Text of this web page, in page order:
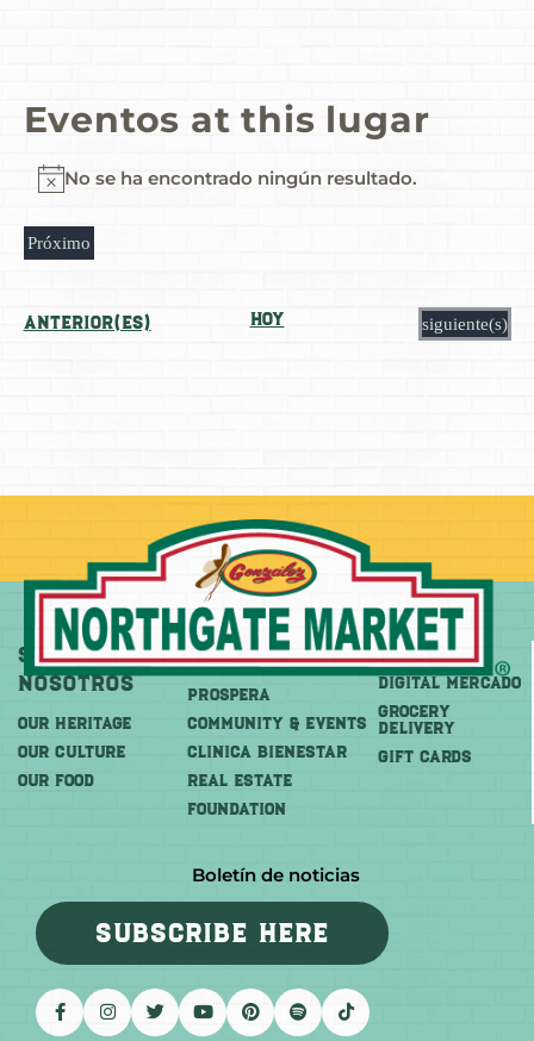
Eventos at this lugar
NoticeNo se ha encontrado ningún resultado.
Próximo
Eventos
anterior(es) Hoy Eventos
siguiente(s)
Sobre
Nosotros
OUR HERITAGE
OUR CULTURE
OUR FOOD
Más
PROSPERA
COMMUNITY & EVENTS
CLINICA BIENESTAR
REAL ESTATE
FOUNDATION
Comprar
DIGITAL MERCADO
Grocery
Delivery
GIFT CARDS
Boletín de noticias
SUBSCRIBE HERE